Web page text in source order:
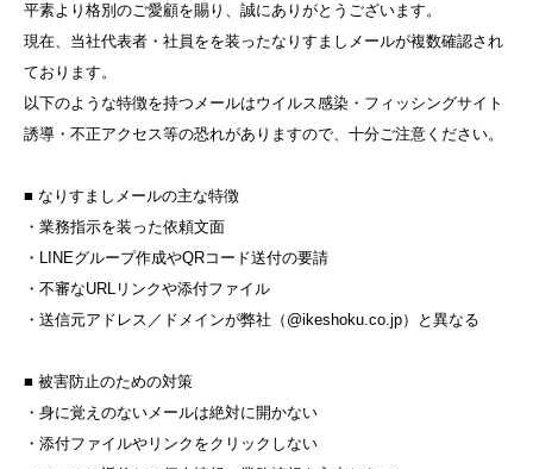
平素より格別のご愛顧を賜り、誠にありがとうございます。
現在、当社代表者・社員をを装ったなりすましメールが複数確認され
ております。
以下のような特徴を持つメールはウイルス感染・フィッシングサイト
誘導・不正アクセス等の恐れがありますので、十分ご注意ください。
■ なりすましメールの主な特徴
・業務指示を装った依頼文面
・LINEグループ作成やQRコード送付の要請
・不審なURLリンクや添付ファイル
・送信元アドレス／ドメインが弊社（@ikeshoku.co.jp）と異なる
■ 被害防止のための対策
・身に覚えのないメールは絶対に開かない
・添付ファイルやリンクをクリックしない